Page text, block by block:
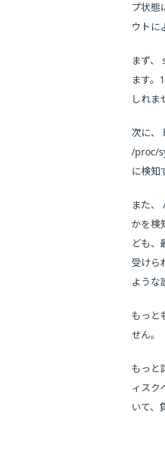
プ状態
ウトに
まず、
ます。
しれま
次に、
/proc/
に検知
また、
かを検
ども、
受けら
ような
もっと
せん。
もっと
ィスク
いて、